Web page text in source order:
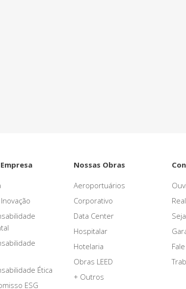
Ética
ESG
Nossas Obras
Aeroportuários
Corporativo
Data Center
Hospitalar
Hotelaria
Obras LEED
+ Outros